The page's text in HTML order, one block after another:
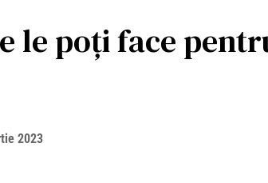
le poți face
2023